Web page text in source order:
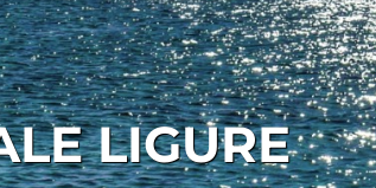
LIGURE